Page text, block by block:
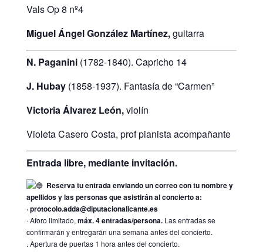
Vals Op 8 nº4
Miguel Ángel González Martínez,guitarra
N. Paganini (1782-1840). Capricho 14
J. Hubay (1858-1937). Fantasía de “Carmen”
Victoria Álvarez León,violín
Violeta Casero Costa, prof pianista acompañante
Entrada libre, mediante invitación.
Reserva tu entrada enviando un correo con tu nombre y
apellidos y las personas que asistirán al concierto a:
· protocolo.adda@diputacionalicante.es
· Aforo limitado, máx. 4 entradas/persona.Las entradas se
confirmarán y entregarán una semana antes del concierto.
. Apertura de puertas 1 hora antes del concierto.